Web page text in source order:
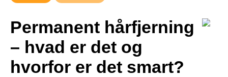
Permanent hårfjerning
– hvad er det og
hvorfor er det smart?